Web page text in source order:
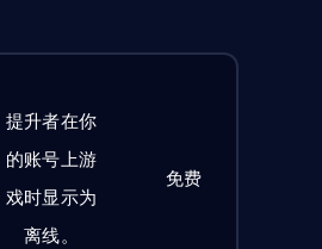
提升者在你
的账号上游
戏时显示为
离线。
免费